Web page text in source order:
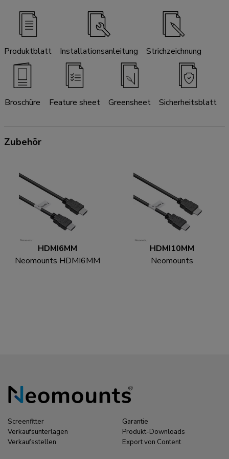
Produktblatt Installationsanleitung Strichzeichnung
Broschüre Feature sheet Greensheet Sicherheitsblatt
Zubehör
HDMI6MM
Neomounts HDMI6MM
HDMI10MM
Neomounts
Screenfitter
Verkaufsunterlagen
Verkaufsstellen
Garantie
Produkt-Downloads
Export von Content